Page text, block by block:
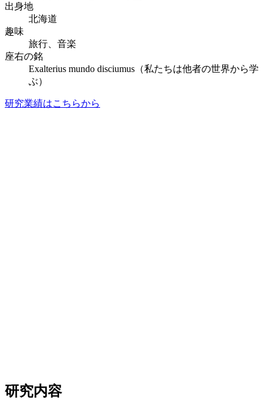
出身地
北海道
趣味
旅行、音楽
座右の銘
Exalterius mundo disciumus（私たちは他者の世界から学
ぶ）
研究業績はこちらから
研究内容